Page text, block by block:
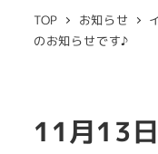
TOP お知らせ
のお知らせです♪
11月13日